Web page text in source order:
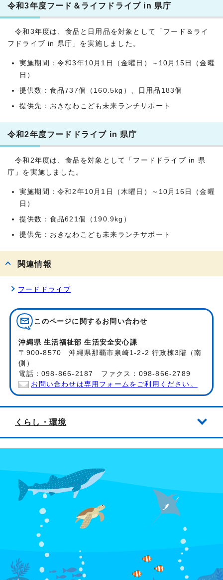
令和3年度フード＆ライフドライブ in 県庁
令和3年度は、食品と日用品を対象として「フード＆ライ
フドライブ in 県庁」を実施しました。
実施期間：令和3年10月1日（金曜日）～10月15日（金曜
日）
提供数：食品737個（160.5kg）、日用品183個
提供先：おきなわこども未来ランチサポート
令和2年度フードドライブ in 県庁
令和2年度は、食品を対象として「フードドライブ in 県
庁」を実施しました。
実施期間：令和2年10月1日（木曜日）～10月16日（金曜
日）
提供数：食品621個（190.9kg）
提供先：おきなわこども未来ランチサポート
関連情報
フードドライブ
このページに関する お問い合わせ
沖縄県 生活福祉部 生活安全安心課
〒900-8570 沖縄県那覇市泉崎1-2-2 行政棟3階（南
側）
電話：098-866-2187 ファクス：098-866-2789
お問い合わせは専用フォームをご利用ください。
くらし・環境